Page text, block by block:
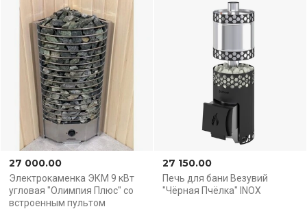
27 000.00
Электрокаменка ЭКМ 9 кВт
угловая "Олимпия Плюс" со
встроенным пультом
27 150.00
Печь для бани Везувий
"Чёрная Пчёлка" INOX